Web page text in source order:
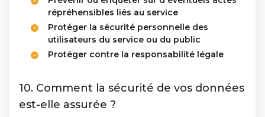
répréhensibles liés au service
Protéger la sécurité personnelle des
utilisateurs du service ou du public
Protéger contre la responsabilité légale
10. Comment la sécurité de vos données
est-elle assurée ?